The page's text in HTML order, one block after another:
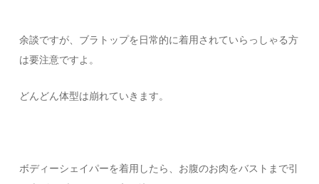
余談ですが、ブラトップを日常的に着用されていらっしゃる方
は要注意ですよ。
どんどん体型は崩れていきます。
ボディーシェイパーを着用したら、お腹のお肉をバストまで引